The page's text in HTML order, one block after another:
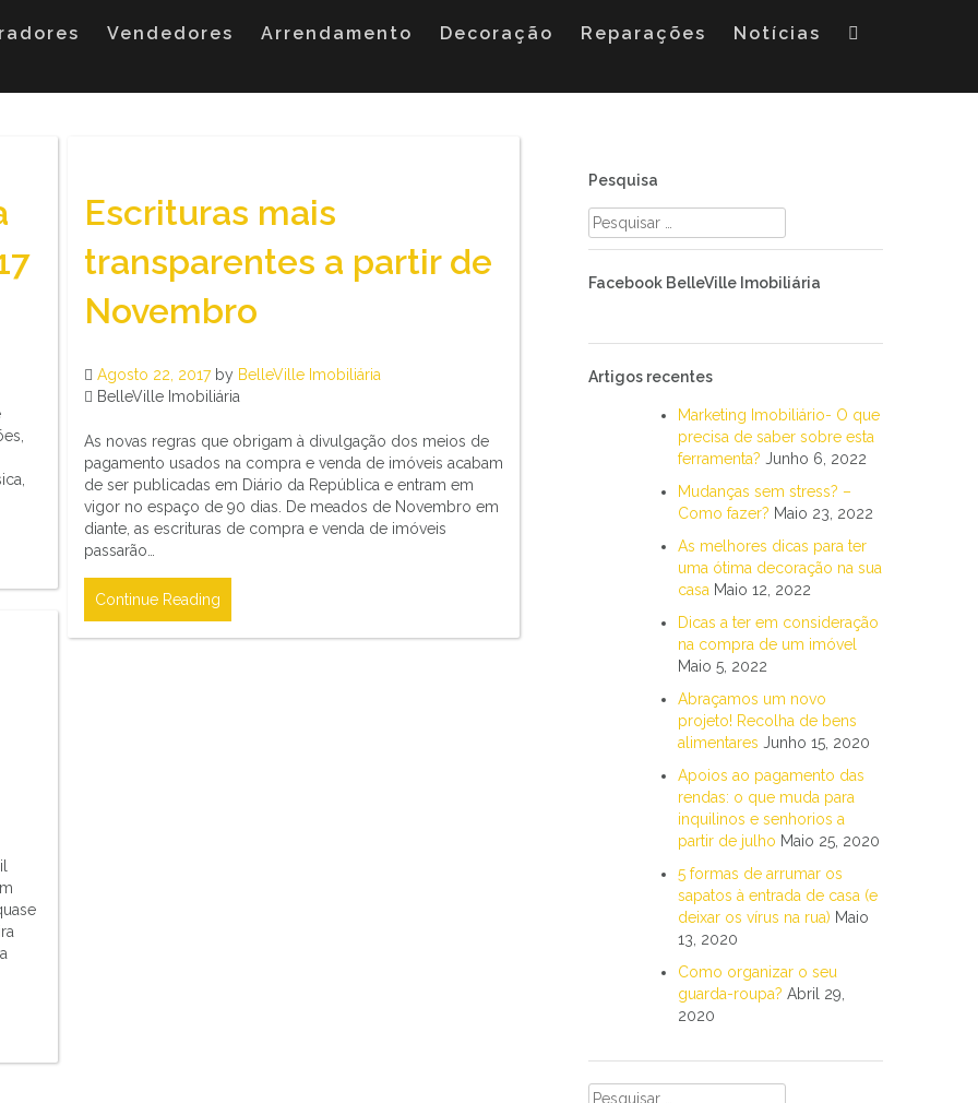
Vendedores Arrendamento Decoração Reparações Notícias
Escrituras mais
transparentes a partir de
Novembro
Agosto 22, 2017by BelleVille Imobiliária
BelleVille Imobiliária
As novas regras que obrigam à divulgação dos meios de
pagamento usados na compra e venda de imóveis acabam
de ser publicadas em Diário da República e entram em
vigor no espaço de 90 dias. De meados de Novembro em
diante, as escrituras de compra e venda de imóveis
passarão…
Continue Reading
Pesquisa
Pesquisar
por:
Facebook BelleVille Imobiliária
Artigos recentes
Marketing Imobiliário- O que
precisa de saber sobre esta
ferramenta? Junho 6, 2022
Mudanças sem stress? –
Como fazer? Maio 23, 2022
As melhores dicas para ter
uma ótima decoração na sua
casa Maio 12, 2022
Dicas a ter em consideração
na compra de um imóvel
Maio 5, 2022
Abraçamos um novo
projeto! Recolha de bens
alimentares Junho 15, 2020
Apoios ao pagamento das
rendas: o que muda para
inquilinos e senhorios a
partir de julho Maio 25, 2020
5 formas de arrumar os
sapatos à entrada de casa (e
deixar os vírus na rua) Maio
13, 2020
Como organizar o seu
guarda-roupa? Abril 29,
2020
Pesquisar